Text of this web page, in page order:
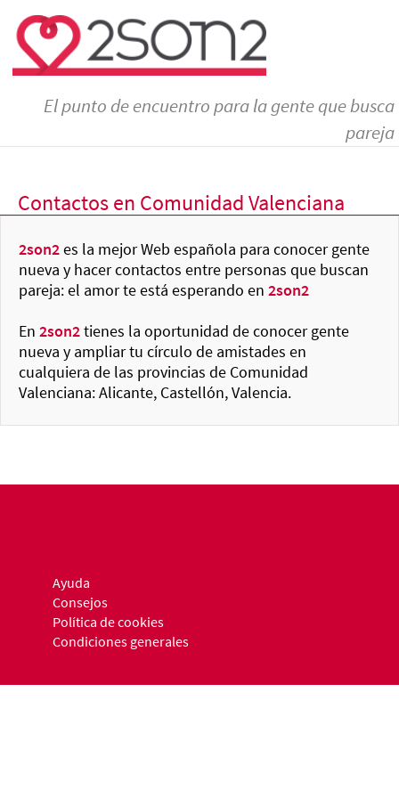
El punto de encuentro para la gente que busca
pareja
Contactos en Comunidad Valenciana
2son2es la mejor Web española para conocer gente
nueva y hacer contactos entre personas que buscan
pareja: el amor te está esperando en 2son2
En 2son2tienes la oportunidad de conocer gente
nueva y ampliar tu círculo de amistades en
cualquiera de las provincias de Comunidad
Valenciana: Alicante, Castellón, Valencia.
Ayuda
Consejos
Política de cookies
Condiciones generales